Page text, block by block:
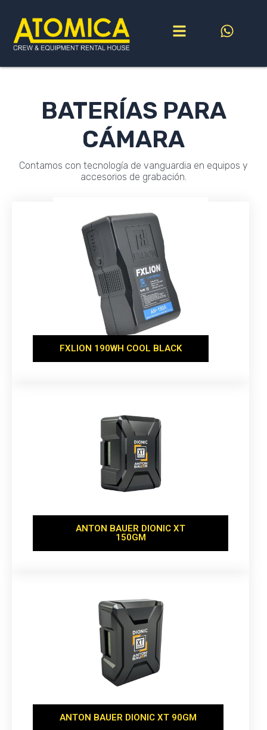
contenido
BATERÍAS PARA
CÁMARA
Contamos con tecnología de vanguardia en equipos y
accesorios de grabación.
FXLION 190WH COOL BLACK
ANTON BAUER DIONIC XT
150GM
ANTON BAUER DIONIC XT 90GM